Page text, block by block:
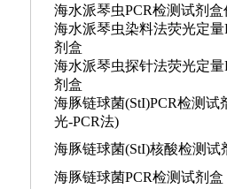
海水派琴虫PCR检测试剂盒
海水派琴虫染料法荧光定量
剂盒
海水派琴虫探针法荧光定量
剂盒
海豚链球菌(StI)PCR检测试
光-PCR法)
海豚链球菌(StI)核酸检测试
海豚链球菌PCR检测试剂盒